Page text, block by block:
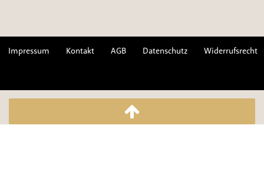
Impressum Kontakt AGB Datenschutz Widerrufsrecht